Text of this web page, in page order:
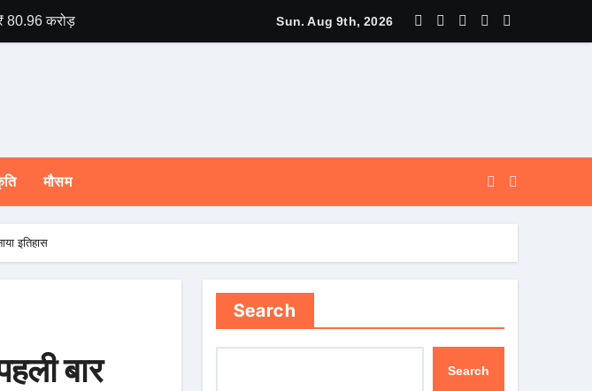
करोड़ की वित्तीय स्वीकृति।
राष्ट्रीय हथकरघा दिवस पर मुख्यमंत्री धामी ने उत्कृष्ट बुनकरों और हस्तशिल्प कारीगरों को किया
Sun. Aug 9th, 2026
मौसम
इतिहास
बार
Search
Search